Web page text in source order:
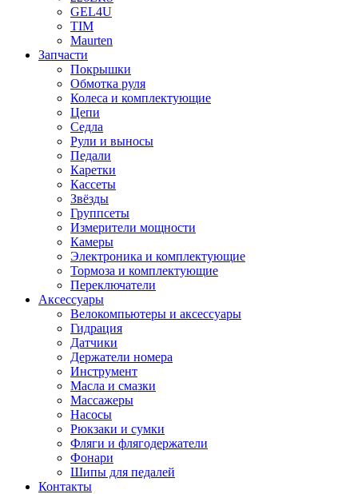
GEL4U
TIM
Maurten
Запчасти
Покрышки
Обмотка руля
Колеса и комплектующие
Цепи
Седла
Рули и выносы
Педали
Каретки
Кассеты
Звёзды
Группсеты
Измерители мощности
Камеры
Электроника и комплектующие
Тормоза и комплектующие
Переключатели
Аксессуары
Велокомпьютеры и аксессуары
Гидрация
Датчики
Держатели номера
Инструмент
Масла и смазки
Массажеры
Насосы
Рюкзаки и сумки
Фляги и флягодержатели
Фонари
Шипы для педалей
Контакты